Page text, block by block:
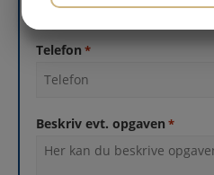
Telefon *
Beskriv evt. opgaven *